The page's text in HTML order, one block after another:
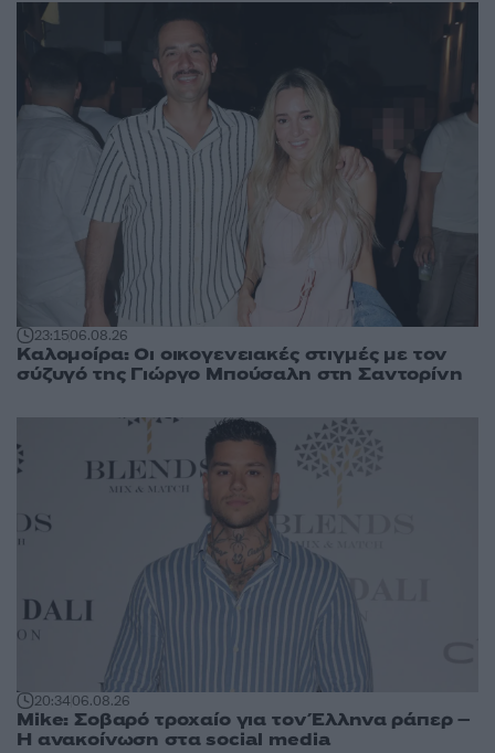
23:1506.08.26
Καλομοίρα: Οι οικογενειακές στιγμές με τον
σύζυγό της Γιώργο Μπούσαλη στη Σαντορίνη
20:3406.08.26
Mike: Σοβαρό τροχαίο για τον Έλληνα ράπερ –
Η ανακοίνωση στα social media